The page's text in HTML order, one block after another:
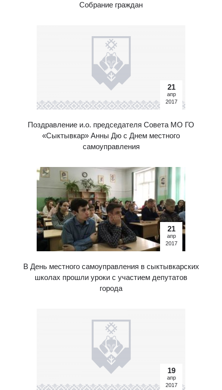
Собрание граждан
Поздравление и.о. председателя Совета МО ГО
«Сыктывкар» Анны Дю с Днем местного
самоуправления
21
апр
2017
В День местного самоуправления в сыктывкарских
школах прошли уроки с участием депутатов
города
21
апр
2017
19
апр
2017